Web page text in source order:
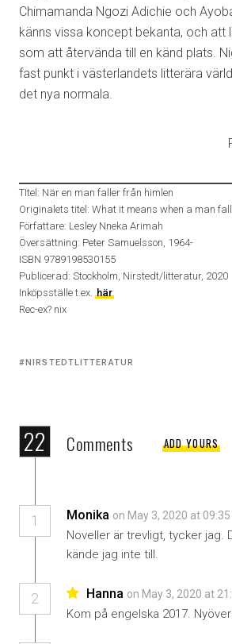
Chimamanda Ngozi Adichie och
känns vissa koncept bekanta, och att
som att återvända till en känd plats.
fast punkt i västerlandets litterära
det nya normala.
TItel: När en man faller från himlen
Originalets titel: What it means when a man
Författare: Lesley Nneka Arimah
Översättning: Peter Samuelsson, 1964-
ISBN 9789198530155
Publicerad: Stockholm, Nirstedt/litteratur, 2020
Inköpsställe t.ex. här
Rec-ex? nix
Tagged
NIRSTEDTLITTERATUR
22 Comments ADD YOURS
1 Monika on May 3, 2020 at 09:35
Noveller är trevligt, tycker jag.
kände jag inte till.
2 Hanna on May 3, 2020 at
Kom på engelska 2017.